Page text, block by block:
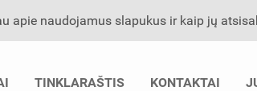
apie naudojamus slapukus ir kaip jų
TINKLARAŠTIS KONTAKTAI